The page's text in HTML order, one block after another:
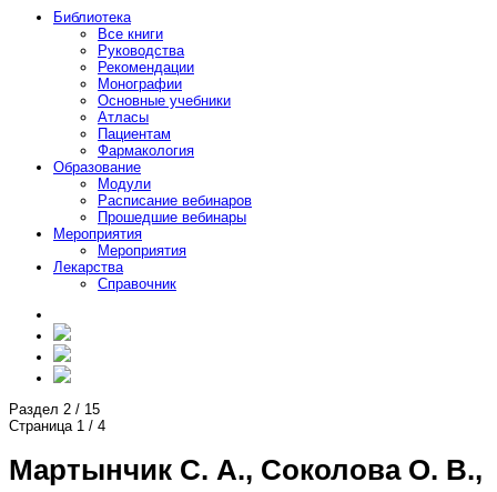
Библиотека
Все книги
Руководства
Рекомендации
Монографии
Основные учебники
Атласы
Пациентам
Фармакология
Образование
Модули
Расписание вебинаров
Прошедшие вебинары
Мероприятия
Мероприятия
Лекарства
Справочник
Раздел 2 / 15
Страница 1 / 4
Мартынчик С. А., Соколова О. В.,